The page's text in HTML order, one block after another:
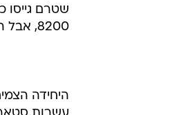
שטרם גייסו
8200, אבל הם בהחלט אחד מקהלי היעד שמעניינים אותה מאוד.
היחידה